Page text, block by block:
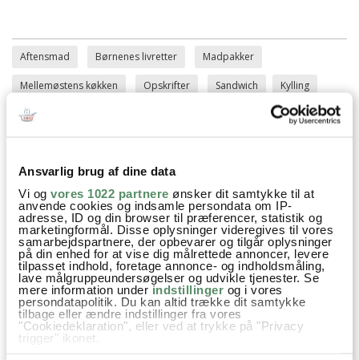
Ansvarlig brug af dine data
Vi og vores 1022 partnere ønsker dit samtykke til at
anvende cookies og indsamle persondata om IP-
adresse, ID og din browser til præferencer, statistik og
marketingformål. Disse oplysninger videregives til vores
samarbejdspartnere, der opbevarer og tilgår oplysninger
på din enhed for at vise dig målrettede annoncer, levere
tilpasset indhold, foretage annonce- og indholdsmåling,
lave målgruppeundersøgelser og udvikle tjenester. Se
mere information underindstillinger og i vores
persondatapolitik. Du kan altid trække dit samtykke
tilbage eller ændre indstillinger fra vores
"Cookiedeklaration", eller ved at trykke på "Privacy
trigger" ikonet.
Aftensmad Børnenes livretter Madpakker
Mellemøstens køkken Opskrifter Sandwich Kylling
Røget paprika Ost
SPØRGSMÅL TIL OPSKRIFTEN?
Har du spørgsmål til opskriften eller lyst til at sende en sød
hilsen, så kan du skrive til mig i kommentarfeltet herunder.
Du kan måske finde svaret på dit spørgsmål i kommentarfeltet,
hvis det allerede er stillet og besvaret - eller du kan kigge på
denne side, hvor jeg giver svar på mange 'ofte stillede
spørgsmål' til min opskrifter.